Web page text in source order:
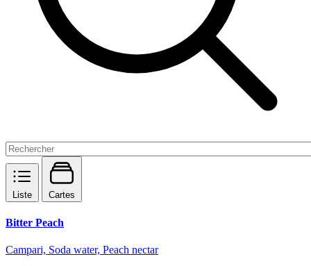
Liste Cartes
Bitter Peach
Campari, Soda water, Peach nectar